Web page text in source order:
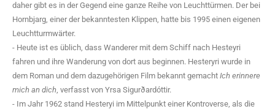
daher gibt es in der Gegend eine ganze Reihe von Leuchttürmen. Der bei
Hornbjarg, einer der bekanntesten Klippen, hatte bis 1995 einen eigenen
Leuchtturmwärter.
- Heute ist es üblich, dass Wanderer mit dem Schiff nach Hesteyri
fahren und ihre Wanderung von dort aus beginnen. Hesteryri wurde in
dem Roman und dem dazugehörigen Film bekannt gemacht Ich erinnere
mich an dich, verfasst von Yrsa Sigurðardóttir.
- Im Jahr 1962 stand Hesteryi im Mittelpunkt einer Kontroverse, als die